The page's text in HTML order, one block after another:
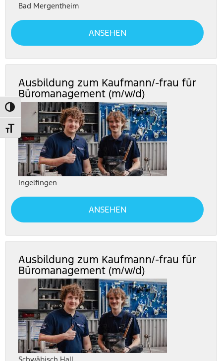
UMSCHALTEN AUF HOHE KONTRASTE
SCHRIFT VERGRÖSSERN
Bad Mergentheim
ANSEHEN
Ausbildung zum Kaufmann/-frau für
Büromanagement (m/w/d)
Ingelfingen
ANSEHEN
Ausbildung zum Kaufmann/-frau für
Büromanagement (m/w/d)